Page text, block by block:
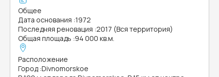
Общее
Дата основания :1972
Последняя реновация :2017 (Вся территория)
Общая площадь :94 000 кв.м.
Расположение
Город :Divnomorskoe